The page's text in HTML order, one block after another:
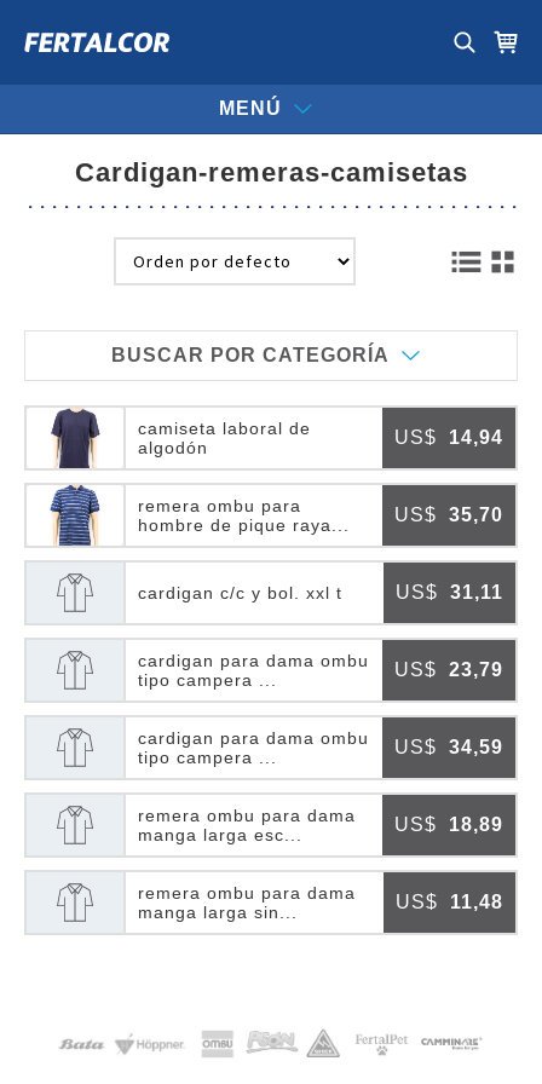
MENÚ
cardigan-remeras-camisetas
BUSCAR POR CATEGORÍA
camiseta laboral de
algodón
US$ 14,94
remera ombu para
hombre de pique raya...
US$ 35,70
cardigan c/c y bol. xxl t US$ 31,11
cardigan para dama ombu
tipo campera ...
US$ 23,79
cardigan para dama ombu
tipo campera ...
US$ 34,59
remera ombu para dama
manga larga esc...
US$ 18,89
remera ombu para dama
manga larga sin...
US$ 11,48